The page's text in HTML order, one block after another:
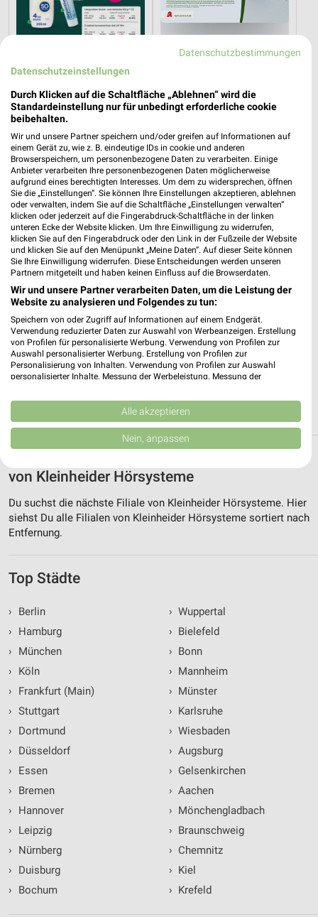
Frühjahr / Sommer 2026
Gültig bis So. 13.09. Gültig bis Di. 01.09.
SANICARE
0 km
Rheuma Katalog 2026
Gültig 2026
ALLE PROSPEKTE
von Kleinheider Hörsysteme
Du suchst die nächste Filiale von Kleinheider Hörsysteme. Hier
siehst Du alle Filialen von Kleinheider Hörsysteme sortiert nach
Entfernung.
Top Städte
›
Berlin
›
Hamburg
›
München
›
Köln
›
Frankfurt (Main)
› Stuttgart
›
Dortmund
›
Düsseldorf
›
Essen
›
Bremen
›
Hannover
›
Leipzig
›
Nürnberg
›
Duisburg
›
Bochum
› Wuppertal
› Bielefeld
› Bonn
› Mannheim
› Münster
› Karlsruhe
› Wiesbaden
› Augsburg
› Gelsenkirchen
› Aachen
› Mönchengladbach
› Braunschweig
› Chemnitz
› Kiel
› Krefeld
Datenschutzbestimmungen
Datenschutzeinstellungen
Durch Klicken auf die Schaltfläche „Ablehnen“ wird die
Standardeinstellung nur für unbedingt erforderliche cookie
beibehalten.
Wir und unsere Partner speichern und/oder greifen auf Informationen auf
einem Gerät zu, wie z. B. eindeutige IDs in cookie und anderen
Browserspeichern, um personenbezogene Daten zu verarbeiten. Einige
Anbieter verarbeiten Ihre personenbezogenen Daten möglicherweise
aufgrund eines berechtigten Interesses. Um dem zu widersprechen, öffnen
Sie die „Einstellungen“. Sie können Ihre Einstellungen akzeptieren, ablehnen
oder verwalten, indem Sie auf die Schaltfläche „Einstellungen verwalten“
klicken oder jederzeit auf die Fingerabdruck-Schaltfläche in der linken
unteren Ecke der Website klicken. Um Ihre Einwilligung zu widerrufen,
klicken Sie auf den Fingerabdruck oder den Link in der Fußzeile der Website
und klicken Sie auf den Menüpunkt „Meine Daten“. Auf dieser Seite können
Sie Ihre Einwilligung widerrufen. Diese Entscheidungen werden unseren
Partnern mitgeteilt und haben keinen Einfluss auf die Browserdaten.
Wir und unsere Partner verarbeiten Daten, um die Leistung der
Website zu analysieren und Folgendes zu tun:
Speichern von oder Zugriff auf Informationen auf einem Endgerät.
Verwendung reduzierter Daten zur Auswahl von Werbeanzeigen. Erstellung
von Profilen für personalisierte Werbung. Verwendung von Profilen zur
Auswahl personalisierter Werbung. Erstellung von Profilen zur
Personalisierung von Inhalten. Verwendung von Profilen zur Auswahl
personalisierter Inhalte. Messung der Werbeleistung. Messung der
Kombinationen von Daten aus verschiedenen Quellen. Entwicklung und
Verbesserung der Angebote. Verwendung reduzierter Daten zur Auswahl
von Inhalten.
Daten können außerhalb der Europäischen Union weitergegeben und in die
Website/App.
Wir nutzen Ihre Daten für folgende Zwecke:
Verwendung reduzierter Daten zur Auswahl von
Erstellung von Profilen für personalisierte
Verwendung von Profilen zur Auswahl
Erstellung von Profilen zur Personalisierung
von Inhalten
Verwendung von Profilen zur Auswahl
personalisierter Inhalte
Messung der Werbeleistung
Messung der Performance von Inhalten
Analyse von Zielgruppen durch Statistiken oder
Kombinationen von Daten aus verschiedenen
Quellen
Alle akzeptieren
Nein, anpassen